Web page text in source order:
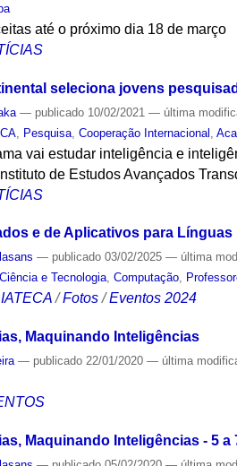
até o próximo dia 18 de março
seleciona jovens
— publicado 10/02/2021— última
Pesquisa ,Cooperação Internacional ,
vai estudar inteligência e
de Estudos Avançados
e de Aplicativos para Línguas
— publicado 03/02/2025— última
Ciência e Tecnologia,Computação,
/Fotos /Eventos 2024
Maquinando Inteligências
— publicado 22/01/2020— última
Maquinando Inteligências - 5 a